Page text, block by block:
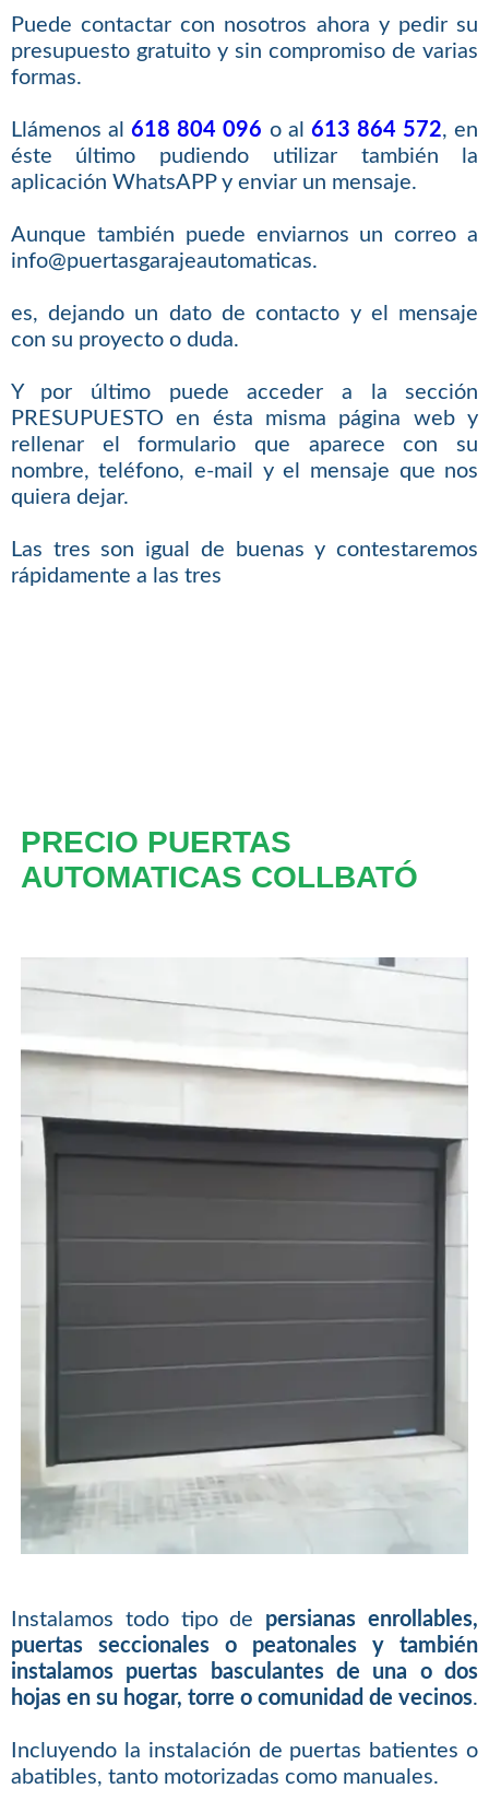
Puede contactar con nosotros ahora y pedir su
presupuesto gratuito y sin compromiso de varias
formas.
Llámenos al618 804 096 o al 613 864 572, en
éste último pudiendo utilizar también la
aplicación WhatsAPP y enviar un mensaje.
Aunque también puede enviarnos un correo a
info@puertasgarajeautomaticas.
es, dejando un dato de contacto y el mensaje
con su proyecto o duda.
Y por último puede acceder a la sección
PRESUPUESTO en ésta misma página web y
rellenar el formulario que aparece con su
nombre, teléfono, e-mail y el mensaje que nos
quiera dejar.
Las tres son igual de buenas y contestaremos
rápidamente a las tres
PRECIO PUERTAS
AUTOMATICAS COLLBATÓ
Instalamos todo tipo de persianas enrollables,
puertas seccionales o peatonales y también
instalamos puertas basculantes de una o dos
hojas en su hogar, torre o comunidad de vecinos.
Incluyendo la instalación de puertas batientes o
abatibles, tanto motorizadas como manuales.